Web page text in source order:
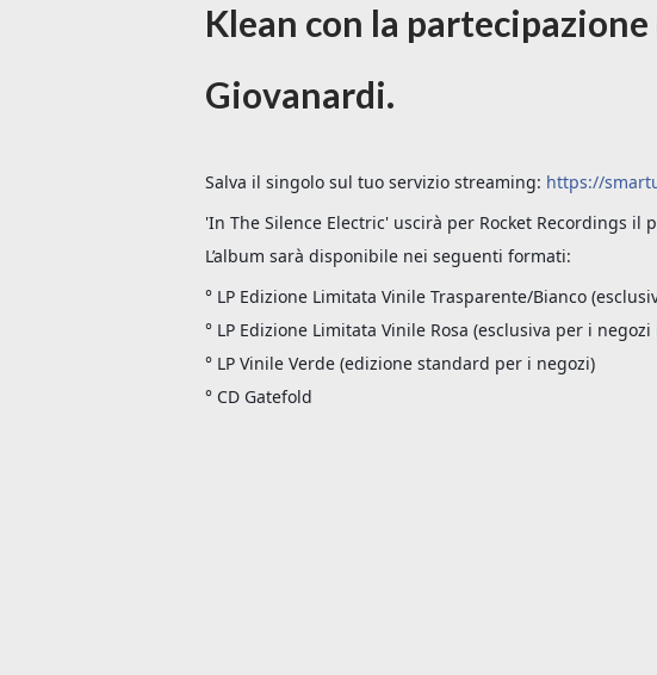
Klean con la
Giovanardi.
Salva il singolo sul tuo servizio streaming: https://
'In The Silence Electric' uscirà per Rocket Recordings il
L’album sarà disponibile nei seguenti formati:
° LP Edizione Limitata Vinile Trasparente/Bianco
° LP Edizione Limitata Vinile Rosa (esclusiva per i
° LP Vinile Verde (edizione standard per i negozi)
° CD Gatefold